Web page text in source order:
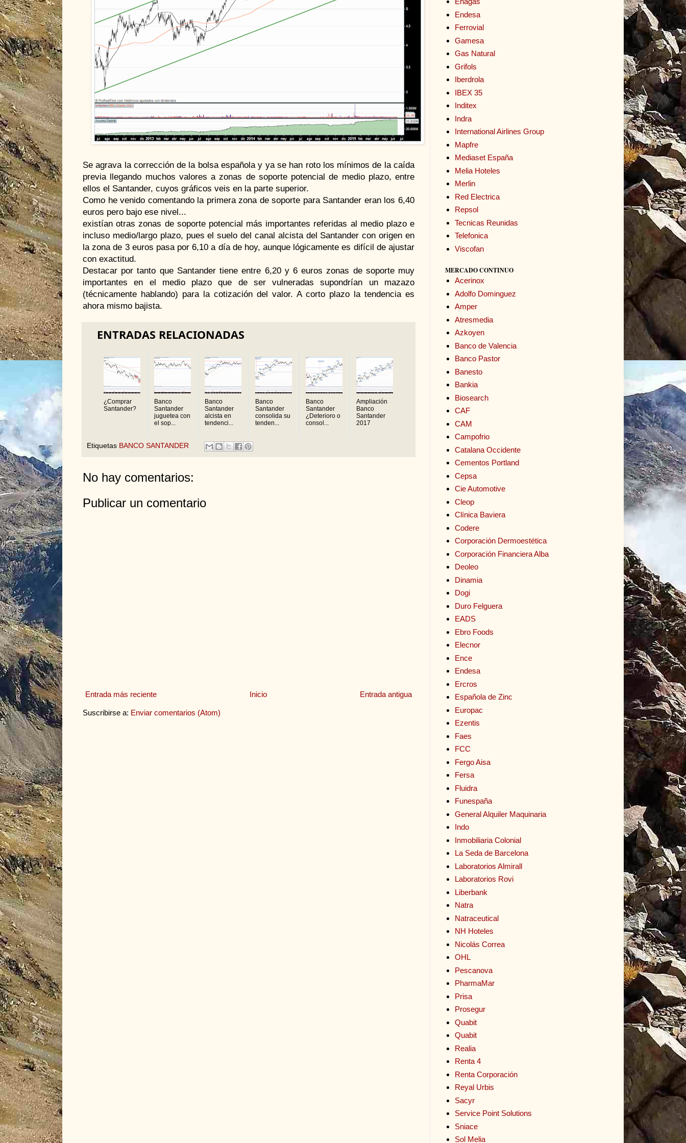
Se agrava la corrección de la bolsa española y ya se han roto los mínimos de la caída
previa llegando muchos valores a zonas de soporte potencial de medio plazo, entre
ellos el Santander, cuyos gráficos veis en la parte superior.
Como he venido comentando la primera zona de soporte para Santander eran los 6,40
euros pero bajo ese nivel...
existían otras zonas de soporte potencial más importantes referidas al medio plazo e
incluso medio/largo plazo, pues el suelo del canal alcista del Santander con origen en
la zona de 3 euros pasa por 6,10 a día de hoy, aunque lógicamente es difícil de ajustar
con exactitud.
Destacar por tanto que Santander tiene entre 6,20 y 6 euros zonas de soporte muy
importantes en el medio plazo que de ser vulneradas supondrían un mazazo
(técnicamente hablando) para la cotización del valor. A corto plazo la tendencia es
ahora mismo bajista.
ENTRADAS RELACIONADAS
¿Comprar
Santander?
Banco
Santander
juguetea con
el sop...
Banco
Santander
alcista en
tendenci...
Banco
Santander
consolida su
tenden...
Banco
Santander
¿Deterioro o
consol...
Ampliación
Banco
Santander
2017
Etiquetas BANCO SANTANDER
No hay comentarios:
Publicar un comentario
Entrada más reciente Entrada antigua
Inicio
Suscribirse a: Enviar comentarios (Atom)
Endesa
Ferrovial
Gamesa
Gas Natural
Grifols
Iberdrola
IBEX 35
Inditex
Indra
International Airlines Group
Mapfre
Mediaset España
Melia Hoteles
Merlin
Red Electrica
Repsol
Tecnicas Reunidas
Telefonica
Viscofan
MERCADO CONTINUO
Acerinox
Adolfo Dominguez
Amper
Atresmedia
Azkoyen
Banco de Valencia
Banco Pastor
Banesto
Bankia
Biosearch
CAF
CAM
Campofrio
Catalana Occidente
Cementos Portland
Cepsa
Cie Automotive
Cleop
Clínica Baviera
Codere
Corporación Dermoestética
Corporación Financiera Alba
Deoleo
Dinamia
Dogi
Duro Felguera
EADS
Ebro Foods
Elecnor
Ence
Endesa
Ercros
Española de Zinc
Europac
Ezentis
Faes
FCC
Fergo Aisa
Fersa
Fluidra
Funespaña
General Alquiler Maquinaria
Indo
Inmobiliaria Colonial
La Seda de Barcelona
Laboratorios Almirall
Laboratorios Rovi
Liberbank
Natra
Natraceutical
NH Hoteles
Nicolás Correa
OHL
Pescanova
PharmaMar
Prisa
Prosegur
Quabit
Quabit
Realia
Renta 4
Renta Corporación
Reyal Urbis
Sacyr
Service Point Solutions
Sniace
Sol Melia